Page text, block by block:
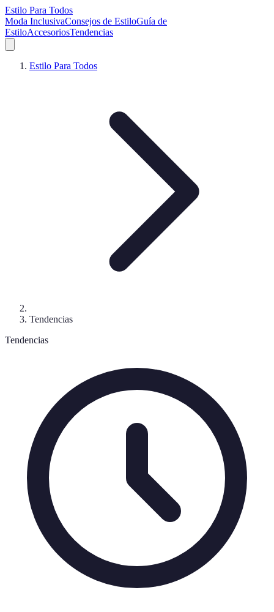
Estilo Para Todos
Moda InclusivaConsejos de EstiloGuía de
EstiloAccesoriosTendencias
Estilo Para Todos
Tendencias
Tendencias